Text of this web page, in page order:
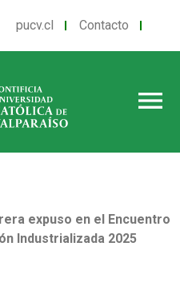
pucv.cl Contacto
menu
expuso en el Encuentro
Industrializada 2025